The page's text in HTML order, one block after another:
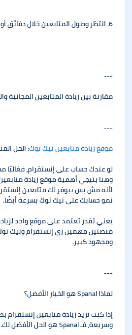
6. انتظر وصول المتابعين خلال دقائق أو ساعات قليلة
---
مقارنة بين زيادة المتابعين المجانية
---
موقع زيادة متابعين تيك توك: الحل
لو عندك حساب على إنستقرام، فغالبًا
لأنه مش بس بيوفر لك متابعين
نمو حسابك على تيك توك بسرعة أيضًا.
يعني تقدر تعتمد على موقع واحد
منصتين مهمين زي إنستقرام وتيك
ومجهود كبير.
---
لماذا Spanal هو الخيار الأفضل؟
إذا كنت تريد زيادة متابعين
وسريعة، فـ Spanal هو الحل الأفضل لك.